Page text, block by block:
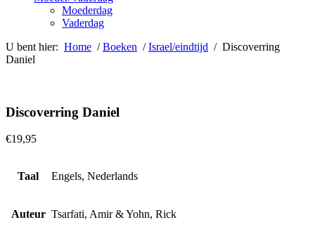
Moederdag
Vaderdag
U bent hier: Home /Boeken /Israel/eindtijd / Discoverring
Daniel
Discoverring Daniel
€19,95
Taal Engels, Nederlands
Auteur Tsarfati, Amir & Yohn, Rick